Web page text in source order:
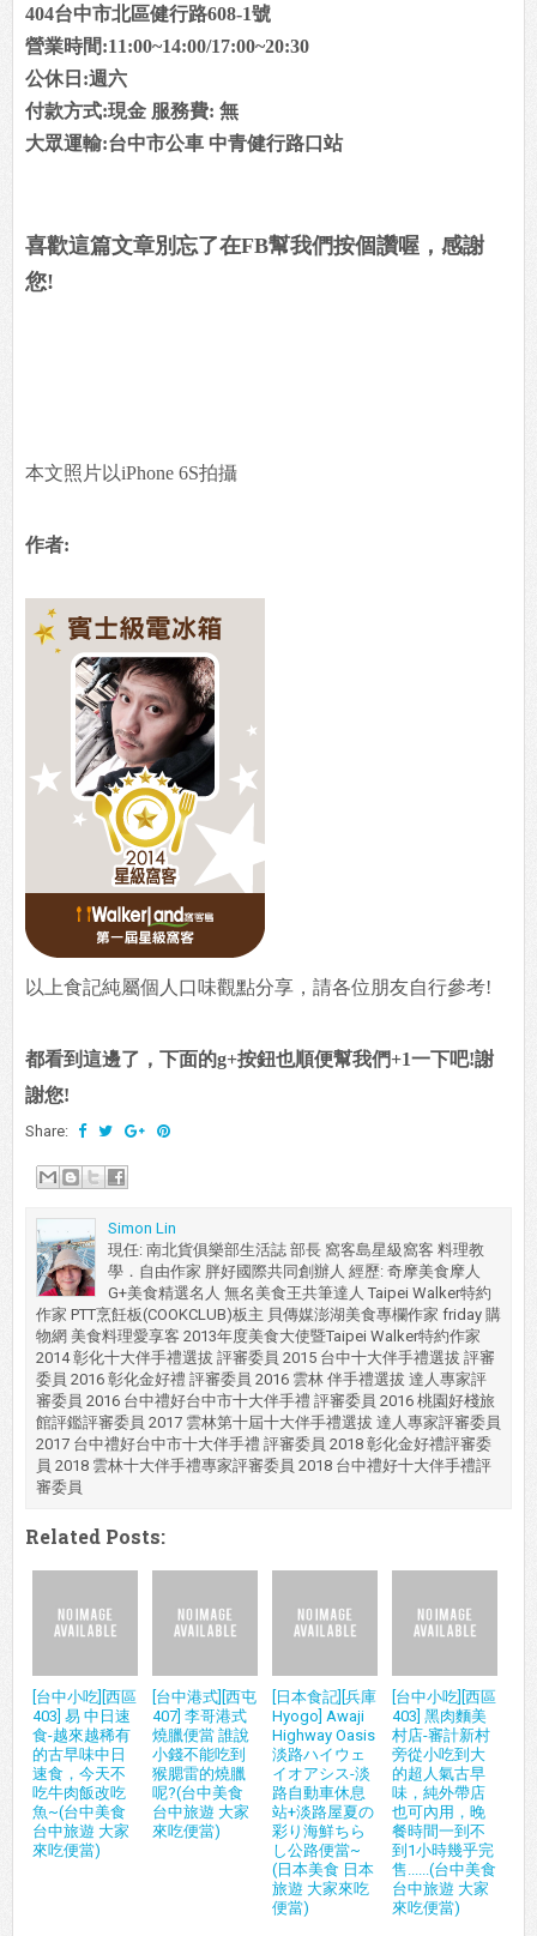
404台中市北區健行路608-1號
營業時間:11:00~14:00/17:00~20:30
公休日:週六
付款方式:現金 服務費: 無
大眾運輸:台中市公車 中青健行路口站
喜歡這篇文章別忘了在FB幫我們按個讚喔，感謝
您!
本文照片以iPhone 6S拍攝
作者:
以上食記純屬個人口味觀點分享，請各位朋友自行參考!
都看到這邊了，下面的g+按鈕也順便幫我們+1一下吧!謝
謝您!
Share:
Simon Lin
現任: 南北貨俱樂部生活誌 部長 窩客島星級窩客 料理教
學．自由作家 胖好國際共同創辦人 經歷: 奇摩美食摩人
G+美食精選名人 無名美食王共筆達人 Taipei Walker特約
作家 PTT烹飪板(COOKCLUB)板主 貝傳媒澎湖美食專欄作家 friday 購
物網 美食料理愛享客 2013年度美食大使暨Taipei Walker特約作家
2014 彰化十大伴手禮選拔 評審委員 2015 台中十大伴手禮選拔 評審
委員 2016 彰化金好禮 評審委員 2016 雲林 伴手禮選拔 達人專家評
審委員 2016 台中禮好台中市十大伴手禮 評審委員 2016 桃園好棧旅
館評鑑評審委員 2017 雲林第十屆十大伴手禮選拔 達人專家評審委員
2017 台中禮好台中市十大伴手禮 評審委員 2018 彰化金好禮評審委
員 2018 雲林十大伴手禮專家評審委員 2018 台中禮好十大伴手禮評
審委員
Related Posts:
[台中小吃][西區
403] 易 中日速
食-越來越稀有
的古早味中日
速食，今天不
吃牛肉飯改吃
魚~(台中美食
台中旅遊 大家
來吃便當)
[台中港式][西屯
407] 李哥港式
燒臘便當 誰說
小錢不能吃到
猴腮雷的燒臘
呢?(台中美食
台中旅遊 大家
來吃便當)
[日本食記][兵庫
Hyogo] Awaji
Highway Oasis
淡路ハイウェ
イオアシス-淡
路自動車休息
站+淡路屋夏の
彩り海鮮ちら
し公路便當~
(日本美食 日本
旅遊 大家來吃
便當)
[台中小吃][西區
403] 黑肉麵美
村店-審計新村
旁從小吃到大
的超人氣古早
味，純外帶店
也可內用，晚
餐時間一到不
到1小時幾乎完
售......(台中美食
台中旅遊 大家
來吃便當)